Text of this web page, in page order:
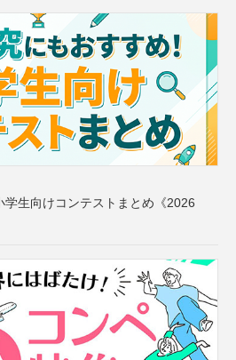
学生向けコンテストまとめ《2026